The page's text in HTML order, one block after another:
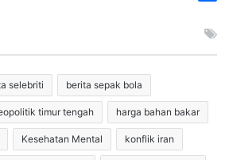
selebriti berita sepak bola
timur tengah harga bahan bakar
Kesehatan Mental konflik iran